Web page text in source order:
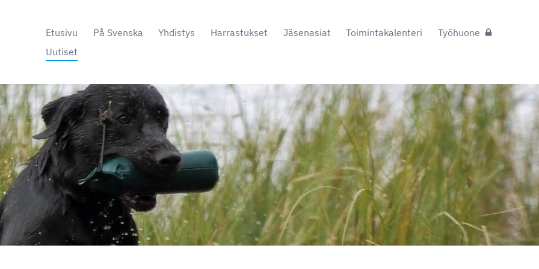
Etusivu På Svenska Yhdistys Harrastukset Jäsenasiat Toimintakalenteri
Työhuone
Uutiset